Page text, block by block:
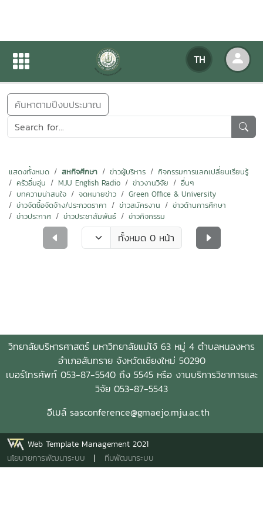
TH
ข่าวสารกิจกรรม
ค้นหาตามปีงบประมาณ
แสดงทั้งหมด สหกิจศึกษา ข่าวผู้บริหาร
กิจกรรมการแลกเปลี่ยนเรียนรู้
ครัวอิ่มอุ่น
MJU English Radio ข่าวงานวิจัย
อื่นๆ
บทความน่าสนใจ
จดหมายข่าว
Green Office & University
ข่าวจัดซื้อจัดจ้าง/ประกวดราคา
ข่าวสมัครงาน
ข่าวด้านการศึกษา
ข่าวประกาศ
ข่าวประชาสัมพันธ์ ข่าวกิจกรรม
ทั้งหมด 0 หน้า
วิทยาลัยบริหารศาสตร์ มหาวิทยาลัยแม่โจ้ 63 หมู่ 4 ตำบลหนองหาร
อำเภอสันทราย จังหวัดเชียงใหม่ 50290
เบอร์โทรศัพท์ 053-87-5540 ถึง 5545 หรือ งานบริการวิชาการและ
วิจัย 053-87-5543
อีเมล์ sasconference@gmaejo.mju.ac.th
Web Template Management 2021
นโยบายการพัฒนาระบบ | ทีมพัฒนาระบบ